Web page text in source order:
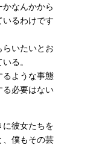
なんかから
いるわけです
いたいとお
る。
るような事態
る必要はない
に彼女たちを
、僕もその芸